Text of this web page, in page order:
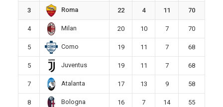
3 Roma 22 4 11 70
4 Milan 20 10 7 70
5 Como 19 11 7 68
5 Juventus 19 11 7 68
7 Atalanta 17 13 9 58
8 Bologna 16 7 14 55